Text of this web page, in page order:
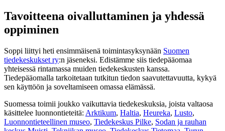
Tavoitteena oivalluttaminen ja yhdessä
oppiminen
Soppi liittyi heti ensimmäisenä toimintasyksynään Suomen
tiedekeskukset ry:n jäseneksi. Edistämme siis tiedepääomaa
yhteisessä rintamassa muiden tiedekeskusten kanssa.
Tiedepääomalla tarkoitetaan tutkitun tiedon saavutettavuutta, kykyä
sen käyttöön ja soveltamiseen omassa elämässä.
Suomessa toimii joukko vaikuttavia tiedekeskuksia, joista valtaosa
käsittelee luonnontieteitä: Arktikum, Haltia, Heureka, Lusto,
Luonnontieteellinen museo, Tiedekeskus Pilke, Sodan ja rauhan